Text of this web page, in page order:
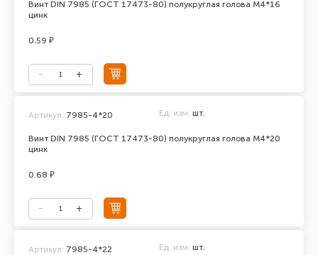
Винт DIN 7985 (ГОСТ 17473-80) полукруглая голова М4*16
цинк
0.59 ₽
Винт DIN 7985 (ГОСТ 17473-80) полукруглая голова М4*20
цинк
Артикул: 7985-4*20 Ед. изм. шт.
0.68 ₽
Артикул: 7985-4*22 Ед. изм. шт.